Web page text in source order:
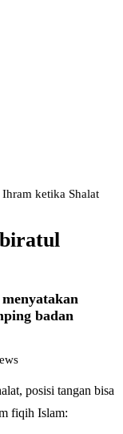
ketika Shalat
badan
posisi tangan bisa
fiqih Islam: